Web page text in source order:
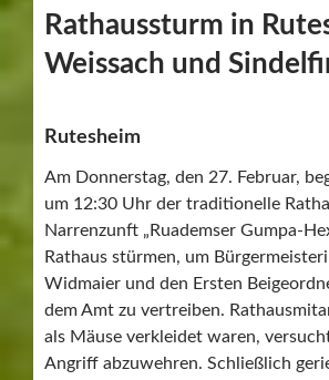
Rathaussturm in
Weissach und
Rutesheim
Am Donnerstag, den 27. Februar,
um 12:30 Uhr der traditionelle
Narrenzunft „Ruademser Gumpa-
Rathaus stürmen, um
Widmaier und den Ersten
dem Amt zu vertreiben.
als Mäuse verkleidet waren,
Angriff abzuwehren. Schließlich